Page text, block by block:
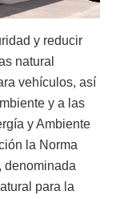
y reducir
natural
vehículos, así
y a las
y Ambiente
la Norma
denominada
para la